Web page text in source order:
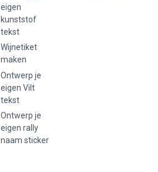
eigen
kunststof
tekst
Wijnetiket
maken
Ontwerp je
eigen Vilt
tekst
Ontwerp je
eigen rally
naam sticker